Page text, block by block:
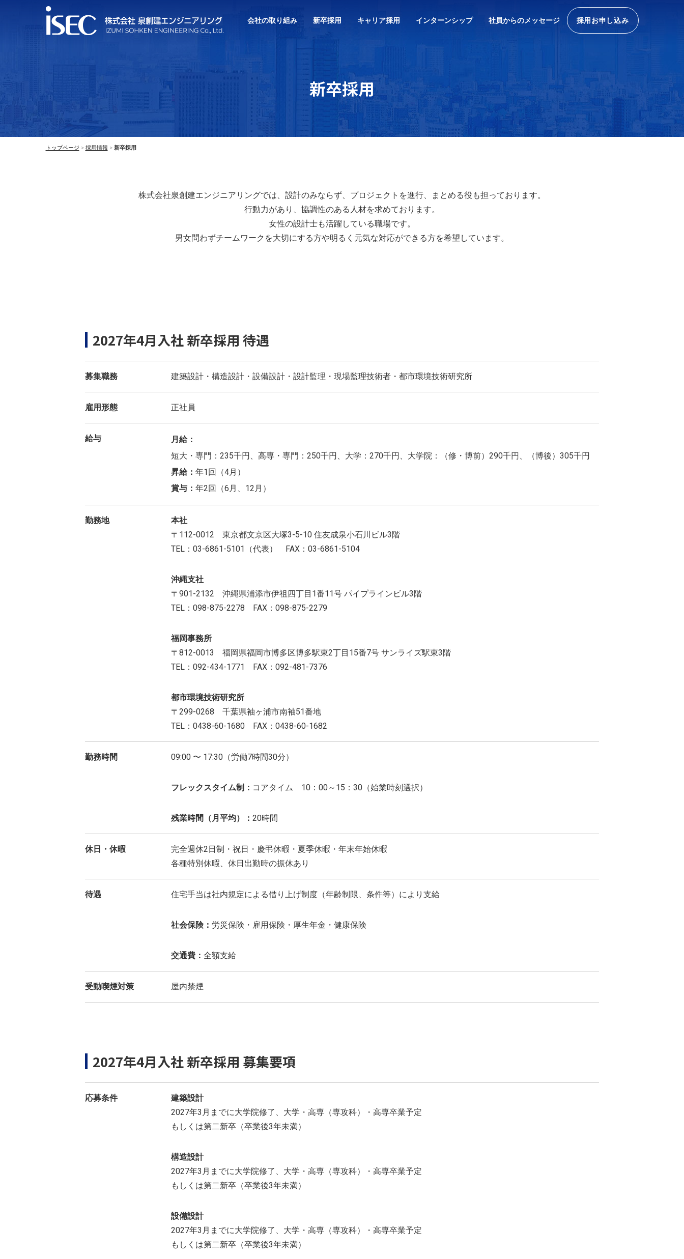
会社の取り組み 新卒採用 キャリア採用 インターンシップ 社員からのメッセージ 採用お申し込み
新卒採用
トップページ 採用情報 新卒採用
株式会社泉創建エンジニアリングでは、設計のみならず、プロジェクトを進行、まとめる役も担っております。
行動力があり、協調性のある人材を求めております。
女性の設計士も活躍している職場です。
男女問わずチームワークを大切にする方や明るく元気な対応ができる方を希望しています。
2027年4月入社 新卒採用 待遇
募集職務 建築設計・構造設計・設備設計・設計監理・現場監理技術者・都市環境技術研究所
雇用形態 正社員
給与
月給：
短大・専門：235千円、高専・専門：250千円、大学：270千円、大学院：（修・博前）290千円、（博後）305千円
昇給： 年1回（4月）
賞与： 年2回（6月、12月）
勤務地
本社
〒112-0012 東京都文京区大塚3-5-10 住友成泉小石川ビル3階
TEL：03-6861-5101（代表） FAX：03-6861-5104
沖縄支社
〒901-2132 沖縄県浦添市伊祖四丁目1番11号 パイプラインビル3階
TEL：098-875-2278 FAX：098-875-2279
福岡事務所
〒812-0013 福岡県福岡市博多区博多駅東2丁目15番7号 サンライズ駅東3階
TEL：092-434-1771 FAX：092-481-7376
都市環境技術研究所
〒299-0268 千葉県袖ヶ浦市南袖51番地
TEL：0438-60-1680 FAX：0438-60-1682
勤務時間 09:00 〜 17:30（労働7時間30分）
フレックスタイム制： コアタイム 10：00～15：30（始業時刻選択）
残業時間（月平均）： 20時間
休日・休暇
完全週休2日制・祝日・慶弔休暇・夏季休暇・年末年始休暇
各種特別休暇、休日出勤時の振休あり
待遇 住宅手当は社内規定による借り上げ制度（年齢制限、条件等）により支給
社会保険： 労災保険・雇用保険・厚生年金・健康保険
交通費： 全額支給
受動喫煙対策 屋内禁煙
2027年4月入社 新卒採用 募集要項
応募条件
建築設計
2027年3月までに大学院修了、大学・高専（専攻科）・高専卒業予定
もしくは第二新卒（卒業後3年未満）
構造設計
2027年3月までに大学院修了、大学・高専（専攻科）・高専卒業予定
もしくは第二新卒（卒業後3年未満）
設備設計
2027年3月までに大学院修了、大学・高専（専攻科）・高専卒業予定
もしくは第二新卒（卒業後3年未満）